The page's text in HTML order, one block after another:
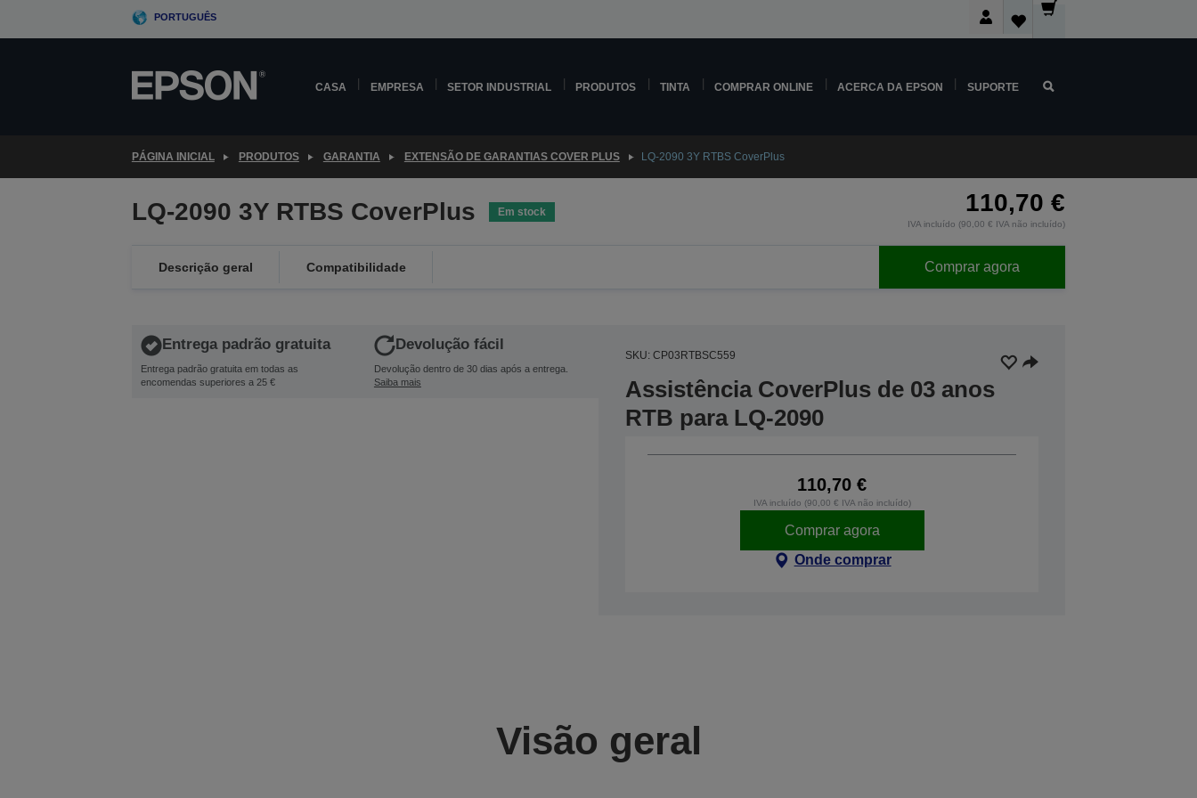
PORTUGUÊS
CASA EMPRESA SETOR INDUSTRIAL PRODUTOS TINTA COMPRAR ONLINE ACERCA DA EPSON SUPORTE
PÁGINA INICIAL PRODUTOS GARANTIA EXTENSÃO DE GARANTIAS COVER PLUS LQ-2090 3Y RTBS CoverPlus
LQ-2090 3Y RTBS CoverPlus Em stock 110,70 €
IVA incluído (90,00 € IVA não incluído)
Descrição geral Compatibilidade Comprar agora
Entrega padrão gratuita
Entrega padrão gratuita em todas as
encomendas superiores a 25 €
Devolução fácil
Devolução dentro de 30 dias após a entrega.
Saiba mais
SKU: CP03RTBSC559
Assistência CoverPlus de 03 anos
RTB para LQ-2090
110,70 €
IVA incluído (90,00 € IVA não incluído)
Comprar agora
Onde comprar
Visão geral